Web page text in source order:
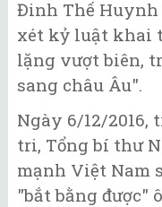
Đinh Thế Huynh
xét kỷ luật khai
lặng vượt biên,
sang châu Âu".
Ngày 6/12/2016,
tri, Tổng bí thư
mạnh Việt Nam
"bắt bằng được"